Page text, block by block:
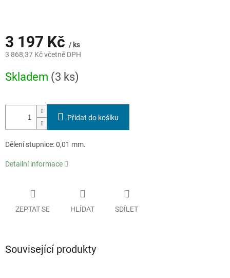
3 197 Kč / ks
3 868,37 Kč včetně DPH
cena:
Skladem (3 ks)
Přidat do košíku
Dělení stupnice: 0,01 mm.
Detailní informace
ZEPTAT SE HLÍDAT SDÍLET
Související produkty